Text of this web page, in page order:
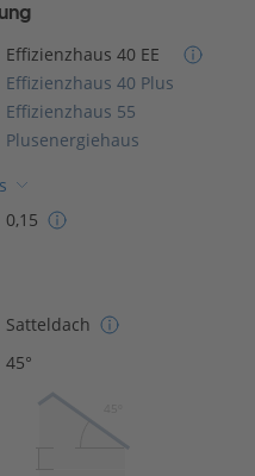
Effizienzhaus 40 EE
Effizienzhaus 40 Plus
Effizienzhaus 55
Plusenergiehaus
0,15
Satteldach
45°